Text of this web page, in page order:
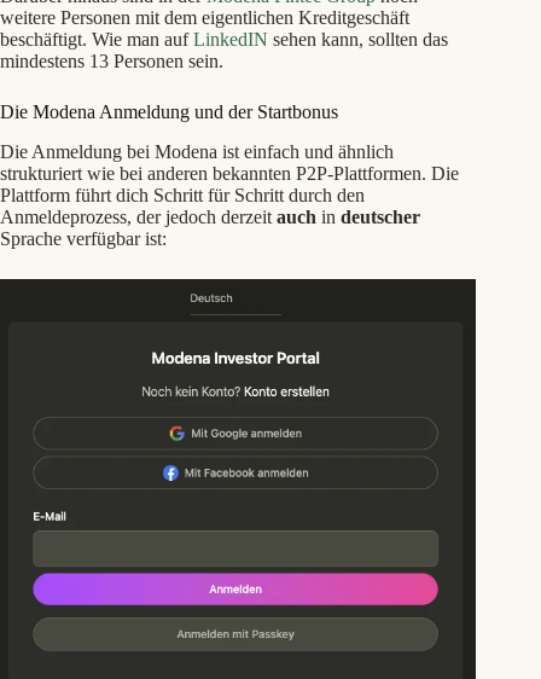
weitere Personen mit dem eigentlichen Kreditgeschäft
beschäftigt. Wie man aufLinkedIN sehen kann, sollten das
mindestens 13 Personen sein.
Die Modena Anmeldung und der Startbonus
Die Anmeldung bei Modena ist einfach und ähnlich
strukturiert wie bei anderen bekannten P2P-Plattformen. Die
Plattform führt dich Schritt für Schritt durch den
Anmeldeprozess, der jedoch derzeit auch in deutscher
Sprache verfügbar ist: